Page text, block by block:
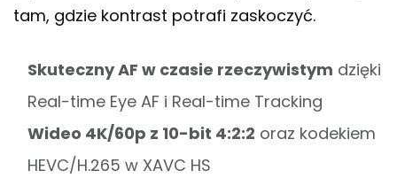
tam, gdzie kontrast potrafi zaskoczyć.
Skuteczny AF w czasie rzeczywistym dzięki
Real-time Eye AF i Real-time Tracking
Wideo 4K/60p z 10-bit 4:2:2 oraz kodekiem
HEVC/H.265 w XAVC HS